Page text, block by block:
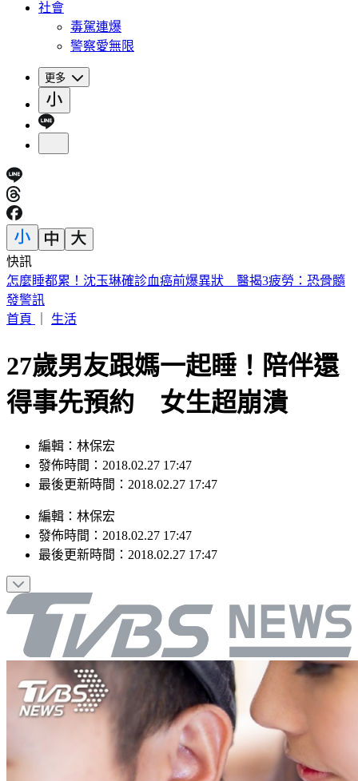
社會
毒駕連爆
警察愛無限
更多
快訊
快訊／桃園復興區「今緊急宣布停班課」！
首頁｜
27歲男友跟媽一起睡！陪伴還
得事先預約 女生超崩潰
發佈時間：2018.02.27 17:47
最後更新時間：2018.02.27 17:47
發佈時間：2018.02.27 17:47
最後更新時間：2018.02.27 17:47